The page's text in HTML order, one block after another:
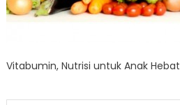
Vitabumin, Nutrisi untuk Anak Hebat